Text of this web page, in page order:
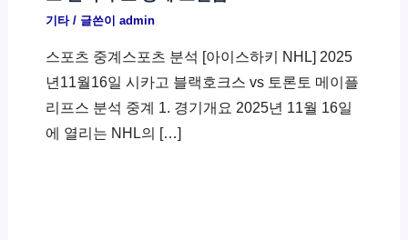
기타/ 글쓴이 admin
스포츠 중계스포츠 분석 [아이스하키 NHL] 2025
년11월16일 시카고 블랙호크스 vs 토론토 메이플
리프스 분석 중계 1. 경기개요 2025년 11월 16일
에 열리는 NHL의 […]